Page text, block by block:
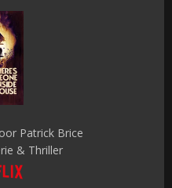
Patrick Brice
& Thriller